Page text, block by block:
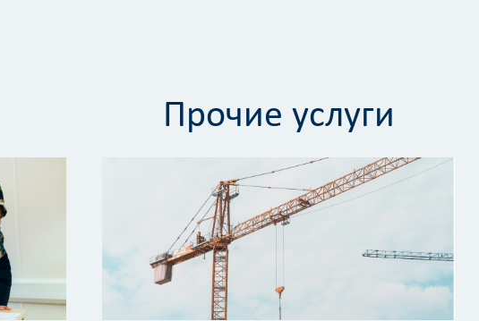
Прочие услуги